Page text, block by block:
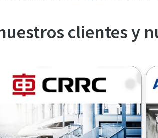
clientes y